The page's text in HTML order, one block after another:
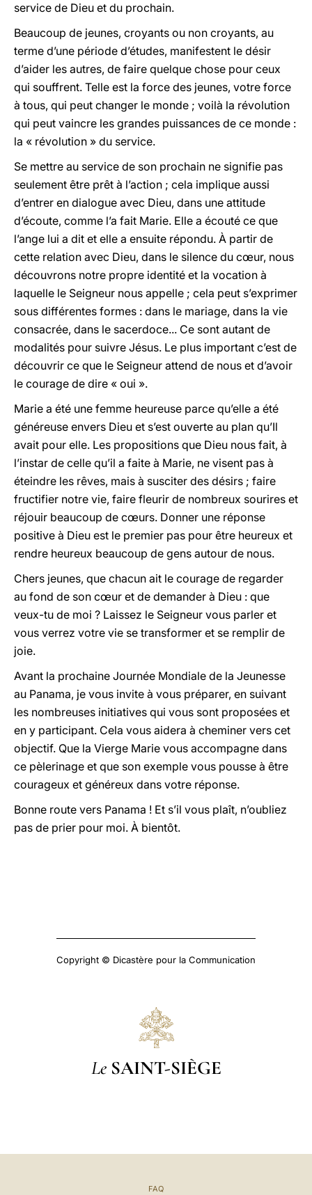
service de Dieu et du prochain.
Beaucoup de jeunes, croyants ou non croyants, au
terme d’une période d’études, manifestent le désir
d’aider les autres, de faire quelque chose pour ceux
qui souffrent. Telle est la force des jeunes, votre force
à tous, qui peut changer le monde ; voilà la révolution
qui peut vaincre les grandes puissances de ce monde :
la « révolution » du service.
Se mettre au service de son prochain ne signifie pas
seulement être prêt à l’action ; cela implique aussi
d’entrer en dialogue avec Dieu, dans une attitude
d’écoute, comme l’a fait Marie. Elle a écouté ce que
l’ange lui a dit et elle a ensuite répondu. À partir de
cette relation avec Dieu, dans le silence du cœur, nous
découvrons notre propre identité et la vocation à
laquelle le Seigneur nous appelle ; cela peut s’exprimer
sous différentes formes : dans le mariage, dans la vie
consacrée, dans le sacerdoce... Ce sont autant de
modalités pour suivre Jésus. Le plus important c’est de
découvrir ce que le Seigneur attend de nous et d’avoir
le courage de dire « oui ».
Marie a été une femme heureuse parce qu’elle a été
généreuse envers Dieu et s’est ouverte au plan qu’Il
avait pour elle. Les propositions que Dieu nous fait, à
l’instar de celle qu’il a faite à Marie, ne visent pas à
éteindre les rêves, mais à susciter des désirs ; faire
fructifier notre vie, faire fleurir de nombreux sourires et
réjouir beaucoup de cœurs. Donner une réponse
positive à Dieu est le premier pas pour être heureux et
rendre heureux beaucoup de gens autour de nous.
Chers jeunes, que chacun ait le courage de regarder
au fond de son cœur et de demander à Dieu : que
veux-tu de moi ? Laissez le Seigneur vous parler et
vous verrez votre vie se transformer et se remplir de
joie.
Avant la prochaine Journée Mondiale de la Jeunesse
au Panama, je vous invite à vous préparer, en suivant
les nombreuses initiatives qui vous sont proposées et
en y participant. Cela vous aidera à cheminer vers cet
objectif. Que la Vierge Marie vous accompagne dans
ce pèlerinage et que son exemple vous pousse à être
courageux et généreux dans votre réponse.
Bonne route vers Panama ! Et s’il vous plaît, n’oubliez
pas de prier pour moi. À bientôt.
Copyright © Dicastère pour la Communication
Le SAINT-SIÈGE
FAQ